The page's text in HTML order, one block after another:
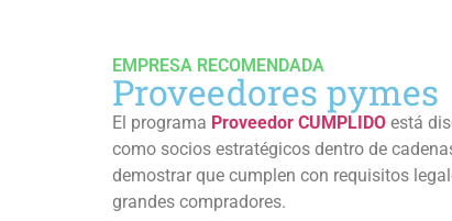
EMPRESA RECOMENDADA
Proveedores pymes
El programa Proveedor CUMPLIDO está
como socios estratégicos dentro de
demostrar que cumplen con requisitos
grandes compradores.